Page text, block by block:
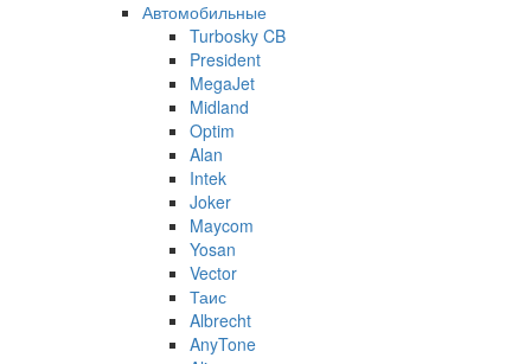
Автомобильные
Turbosky CB
President
MegaJet
Midland
Optim
Alan
Intek
Joker
Maycom
Yosan
Vector
Таис
Albrecht
AnyTone